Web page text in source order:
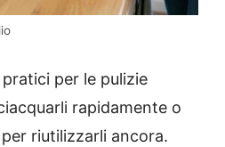
per le pulizie
rapidamente o
riutilizzarli ancora.